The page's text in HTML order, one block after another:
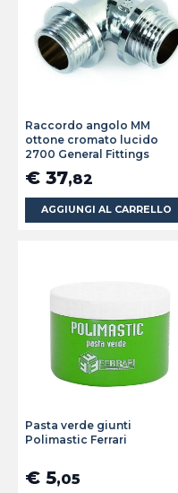
Raccordo angolo MM
ottone cromato lucido
2700 General Fittings
€ 37,82
AGGIUNGI AL CARRELLO
Pasta verde giunti
Polimastic Ferrari
€ 5,05